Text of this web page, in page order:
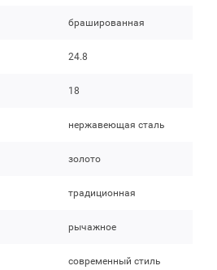
брашированная
24.8
18
нержавеющая сталь
золото
традиционная
рычажное
современный стиль